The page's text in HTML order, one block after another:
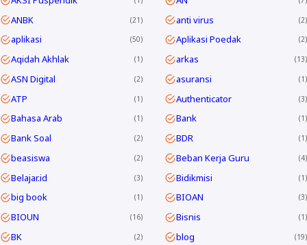
ANBK 21 anti virus 2
aplikasi 50 Aplikasi Poedak 2
Aqidah Akhlak 1 arkas 13
ASN Digital 2 asuransi 1
ATP 1 Authenticator 3
Bahasa Arab 1 Bank 1
Bank Soal 2 BDR 1
beasiswa 2 Beban Kerja Guru 4
Belajar.id 3 Bidikmisi 1
big book 1 BIOAN 3
BIOUN 16 Bisnis 1
BK 2 blog 19